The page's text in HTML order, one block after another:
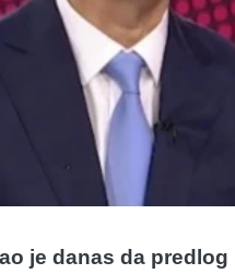
je danas da